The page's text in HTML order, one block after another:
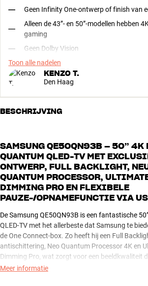
Geen Infinity One-ontwerp of finish van
Alleen de 43”- en 50”-modellen hebben
gaming
Geen Dolby Vision
Toon alle nadelen
KENZO T.
Den Haag
BESCHRIJVING
SAMSUNG QE50QN93B – 50” 4K
QUANTUM QLED-TV MET
ONTWERP, FULL BACKLIGHT,
QUANTUM PROCESSOR,
DIMMING PRO EN FLEXIBELE
PAUZE-/OPNAMEFUNCTIE VIA
De Samsung QE50QN93B is een fantastische
QLED-TV met het allerbeste dat Samsung te
de One Connect-box. Zo heeft hij een Full
antischittering, Neo Quantum Processor 4K en
Dimming Pro, wat zorgt voor een beeldkwaliteit
geleden nog ondenkbaar was – in elke prijsklasse.
Meer informatie